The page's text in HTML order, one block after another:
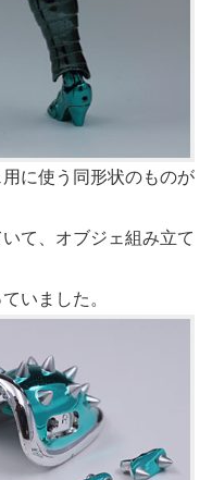
に使う同形状のものが
て、オブジェ組み立て
いました。